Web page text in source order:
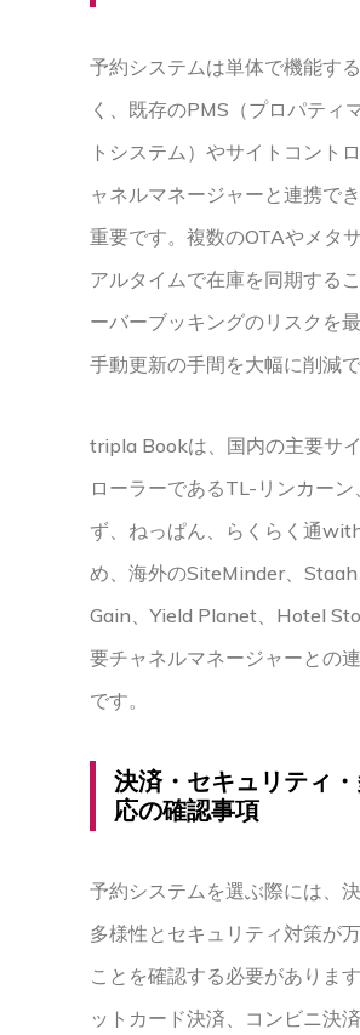
予約システムは単体で機能す
く、既存のPMS（プロパティ
トシステム）やサイトコント
ャネルマネージャーと連携で
重要です。複数のOTAやメタ
アルタイムで在庫を同期する
ーバーブッキングのリスクを最
手動更新の手間を大幅に削減で
tripla Bookは、国内の主要サ
ローラーであるTL-リンカーン
ず、ねっぱん、らくらく通
め、海外のSiteMinder、
Gain、Yield Planet、Hotel
要チャネルマネージャーとの
です。
決済・セキュリティ
応の確認事項
予約システムを選ぶ際には、
多様性とセキュリティ対策が
ことを確認する必要がありま
ットカード決済、コンビニ決